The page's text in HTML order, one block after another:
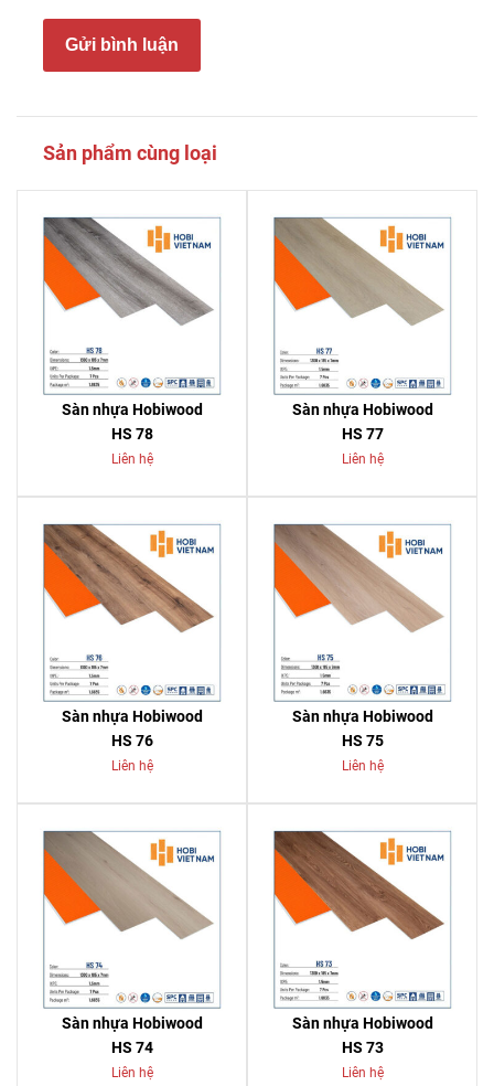
Gửi bình luận
Sản phẩm cùng loại
Sàn nhựa Hobiwood
HS 78
Liên hệ
Sàn nhựa Hobiwood
HS 77
Liên hệ
Sàn nhựa Hobiwood
HS 76
Liên hệ
Sàn nhựa Hobiwood
HS 75
Liên hệ
Sàn nhựa Hobiwood
HS 74
Liên hệ
Sàn nhựa Hobiwood
HS 73
Liên hệ